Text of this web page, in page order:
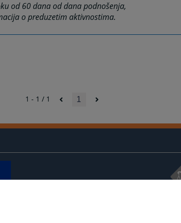
od 60 dana od dana podnošenja,
o preduzetim aktivnostima.
1 - 1 / 1 1